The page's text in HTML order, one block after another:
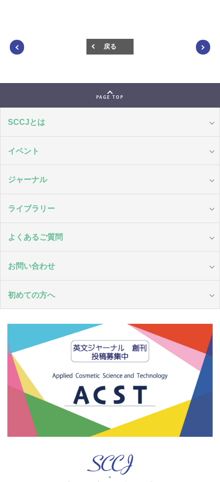
戻る
PAGE TOP
SCCJとは
イベント
ジャーナル
ライブラリー
よくあるご質問
お問い合わせ
初めての方へ